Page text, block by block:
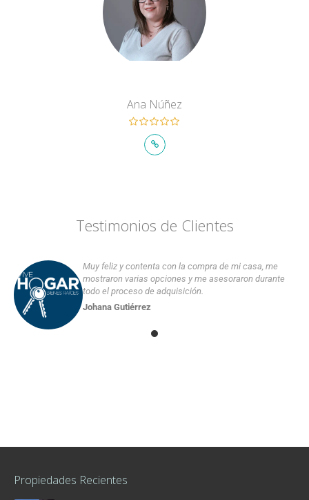
Ana Núñez
Testimonios de Clientes
Muy feliz y contenta con la compra de mi casa, me
mostraron varias opciones y me asesoraron durante
todo el proceso de adquisición.
Johana Gutiérrez
Propiedades Recientes